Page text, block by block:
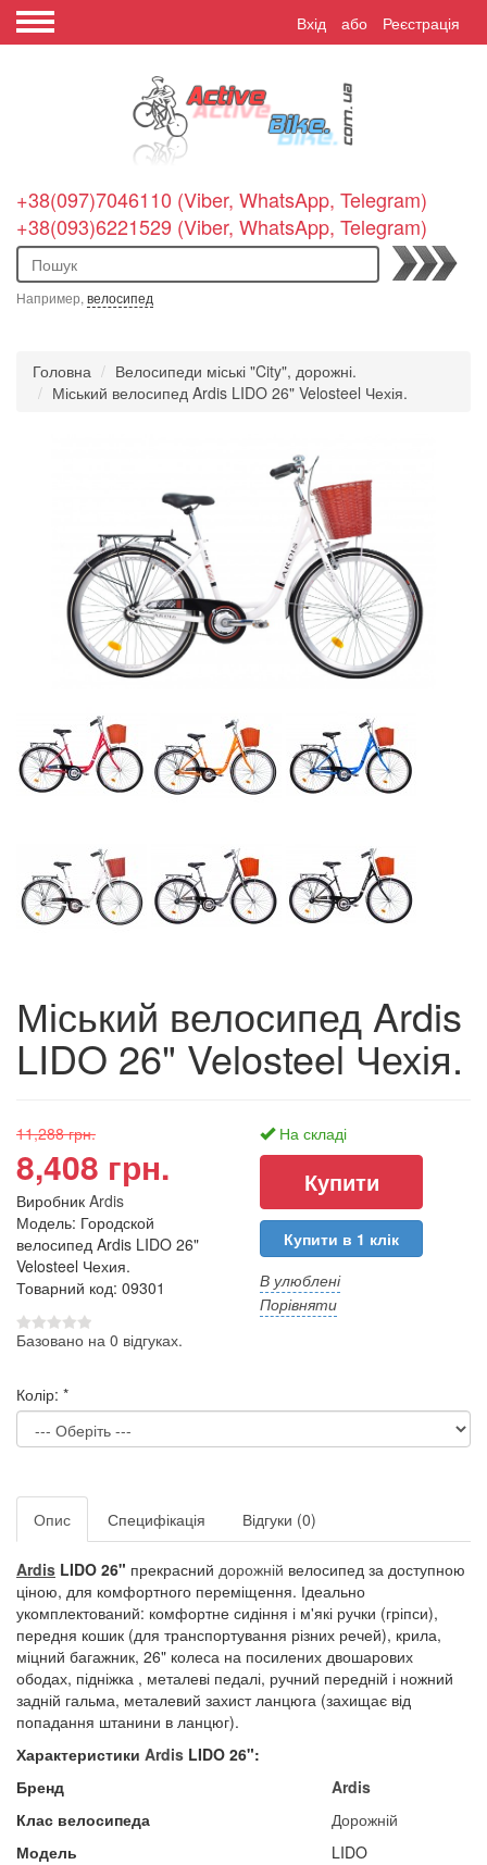
Вхід або Реєстрація
+38(097)7046110 (Viber, WhatsApp, Telegram)
+38(093)6221529 (Viber, WhatsApp, Telegram)
Пошук
Например, велосипед
Головна
Велосипеди міські "City", дорожні.
Міський велосипед Ardis LIDO 26" Velosteel Чехія.
Міський велосипед Ardis
LIDO 26" Velosteel Чехія.
11,288 грн.
8,408 грн.
Виробник Ardis
Модель: Городской
велосипед Ardis LIDO 26"
Velosteel Чехия.
Товарний код: 09301
Базовано на 0 відгуках.
На складі
Купити в 1 клік
В улюблені
Порівняти
Колір: *
Опис Специфікація Відгуки (0)
Ardis LIDO 26"​ прекрасний дорожній велосипед за доступною
ціною, для комфортного переміщення. Ідеально
укомплектований: комфортне сидіння і м'які ручки (гріпси),
передня кошик (для транспортування різних речей), крила,
міцний багажник, 26" колеса на посилених двошарових
ободах, підніжка , металеві педалі, ручний передній і ножний
задній гальма, металевий захист ланцюга (захищає від
попадання штанини в ланцюг).
Характеристики Ardis LIDO 26":
Бренд
Ardis
Клас велосипеда
Дорожній
Модель
LIDO